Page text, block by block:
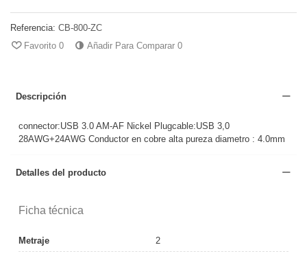
Referencia: CB-800-ZC
Favorito 0 Añadir Para Comparar 0
Descripción
connector:USB 3.0 AM-AF Nickel Plugcable:USB 3,0
28AWG+24AWG Conductor en cobre alta pureza diametro : 4.0mm
Detalles del producto
Ficha técnica
Metraje 2